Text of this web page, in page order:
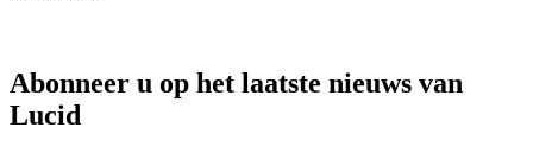
Abonneer u op het laatste nieuws van
Lucid